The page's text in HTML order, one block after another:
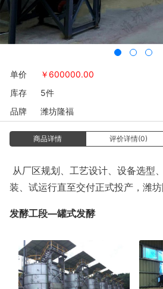
单价 ￥ 600000.00
库存
5件
品牌
潍坊隆福
商品详情 评价详情(0)
从厂区规划、工艺设计、设备选型
装、试运行直至交付正式投产，潍
发酵工段—罐式发酵